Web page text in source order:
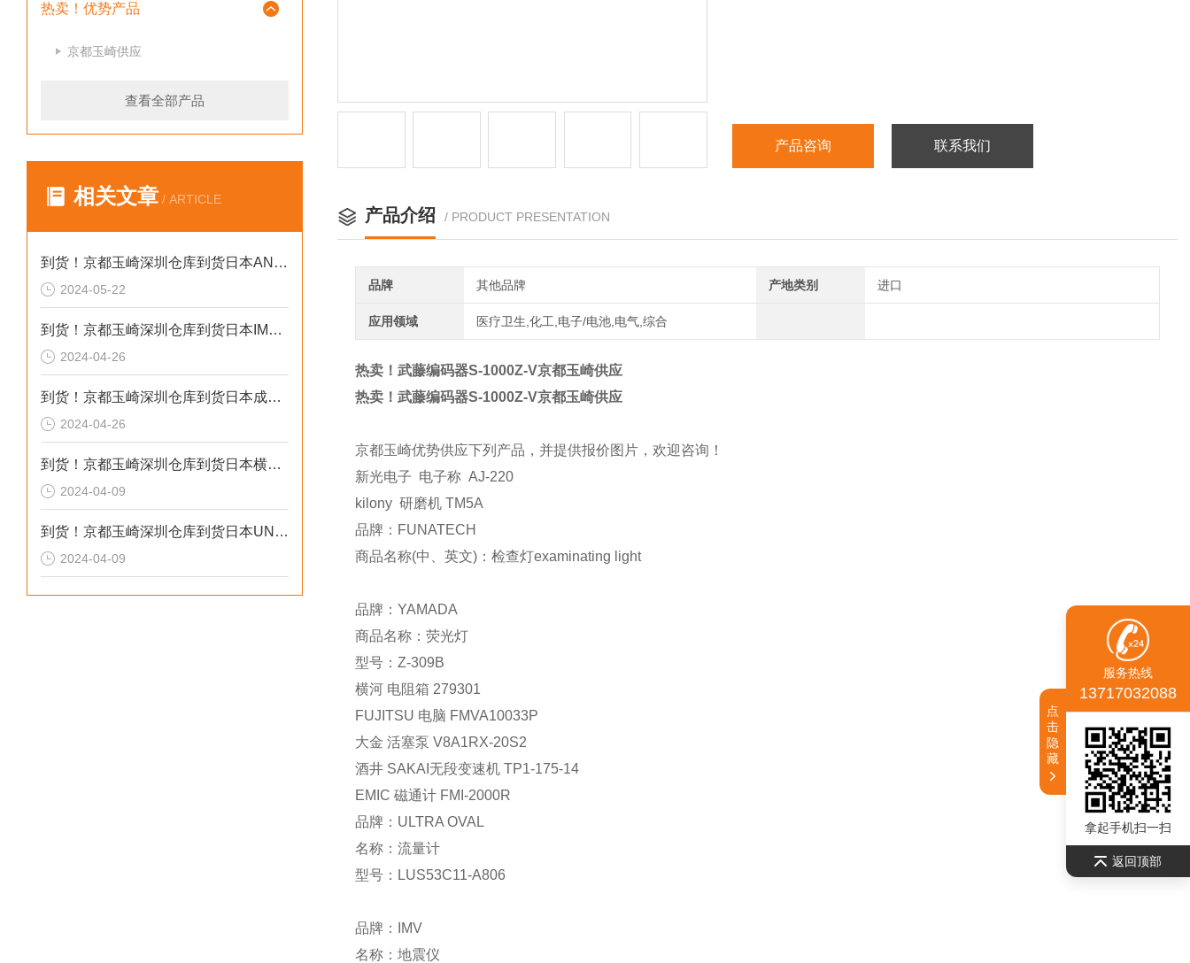
热卖！优势产品
京都玉崎供应
查看全部产品
相关文章 / ARTICLE
到货！京都玉崎深圳仓库到货日本AND 电子秤HV-60KCEP
2024-05-22
到货！京都玉崎深圳仓库到货日本IMADA 推拉力计 DST-20N
2024-04-26
到货！京都玉崎深圳仓库到货日本成茂锻针仪MF2
2024-04-26
到货！京都玉崎深圳仓库到货日本横河 电导率仪传感器 SC8SG-R31-T-305-P1-A
2024-04-09
到货！京都玉崎深圳仓库到货日本UNITTA音波式皮带张力计U-550替换U-508
2024-04-09
产品咨询 联系我们
产品介绍 / PRODUCT PRESENTATION
品牌 其他品牌 产地类别 进口
应用领域 医疗卫生,化工,电子/电池,电气,综合
热卖！武藤编码器S-1000Z-V京都玉崎供应
热卖！武藤编码器S-1000Z-V京都玉崎供应
京都玉崎优势供应下列产品，并提供报价图片，欢迎咨询！
新光电子 电子称 AJ-220
kilony 研磨机 TM5A
品牌：FUNATECH
商品名称(中、英文)：检查灯examinating light
品牌：YAMADA
商品名称：荧光灯
型号：Z-309B
横河 电阻箱 279301
FUJITSU 电脑 FMVA10033P
大金 活塞泵 V8A1RX-20S2
酒井 SAKAI无段变速机 TP1-175-14
EMIC 磁通计 FMI-2000R
品牌：ULTRA OVAL
名称：流量计
型号：LUS53C11-A806
品牌：IMV
名称：地震仪
服务热线
13717032088
拿起手机扫一扫
返回顶部
点
击
隐
藏